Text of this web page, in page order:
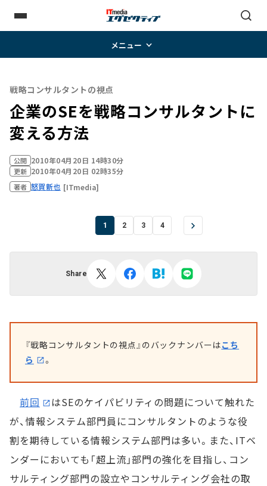
メニュー
戦略コンサルタントの視点
企業のSEを戦略コンサルタントに
変える方法
公開 2010年04月20日 14時30分
更新 2010年04月20日 02時35分
著者 怒賀新也 [ITmedia]
1 2 3 4
Share
『戦略コンサルタントの視点』のバックナンバーはこち
ら
。
前回
はSEのケイパビリティの問題について触れた
が、情報システム部門員にコンサルタントのような役
割を期待している情報システム部門は多い。また、ITベ
ンダーにおいても「超上流」部門の強化を目指し、コン
サルティング部門の設立やコンサルティング会社の取